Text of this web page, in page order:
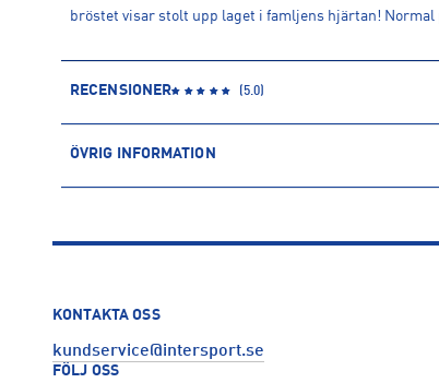
bröstet visar stolt upp laget i famljens hjärtan! Normal
RECENSIONER (5.0)
ÖVRIG INFORMATION
Leverantörens produktnummer: 1560987
Tillverkare:JSM Active AB
Kontakt tillverkare: info@jsmactive.com
KONTAKTA OSS
kundservice@intersport.se
FÖLJ OSS